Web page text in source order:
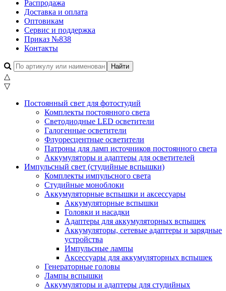
Распродажа
Доставка и оплата
Оптовикам
Сервис и поддержка
Приказ №838
Контакты
△
▽
Постоянный свет для фотостудий
Комплекты постоянного света
Светодиодные LED осветители
Галогенные осветители
Флуоресцентные осветители
Патроны для ламп источников постоянного света
Аккумуляторы и адаптеры для осветителей
Импульсный свет (студийные вспышки)
Комплекты импульсного света
Студийные моноблоки
Аккумуляторные вспышки и аксессуары
Аккумуляторные вспышки
Головки и насадки
Адаптеры для аккумуляторных вспышек
Аккумуляторы, сетевые адаптеры и зарядные
устройства
Импульсные лампы
Аксессуары для аккумуляторных вспышек
Генераторные головы
Лампы вспышки
Аккумуляторы и адаптеры для студийных